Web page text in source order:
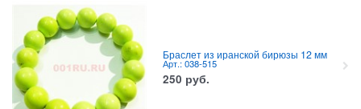
Браслет из иранской бирюзы 12 мм
Арт.: 038-515
250 руб.